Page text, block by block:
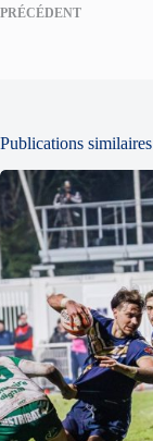
PRÉCÉDENT
Publications similaires